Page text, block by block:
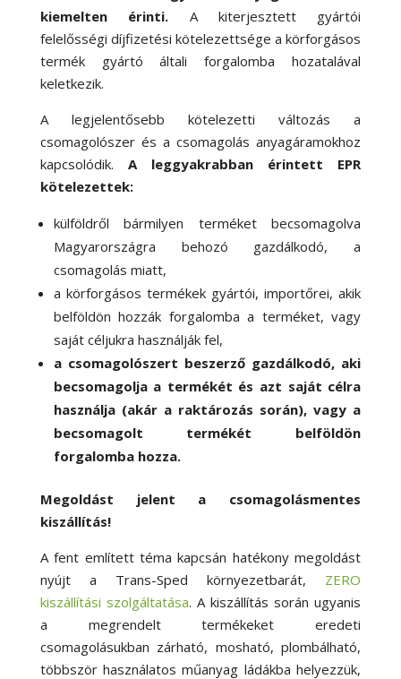
kiemelten érinti. A kiterjesztett gyártói
felelősségi díjfizetési kötelezettsége a körforgásos
termék gyártó általi forgalomba hozatalával
keletkezik.
A legjelentősebb kötelezetti változás a
csomagolószer és a csomagolás anyagáramokhoz
kapcsolódik. A leggyakrabban érintett EPR
kötelezettek:
külföldről bármilyen terméket becsomagolva
Magyarországra behozó gazdálkodó, a
csomagolás miatt,
a körforgásos termékek gyártói, importőrei, akik
belföldön hozzák forgalomba a terméket, vagy
saját céljukra használják fel,
a csomagolószert beszerző gazdálkodó, aki
becsomagolja a termékét és azt saját célra
használja (akár a raktározás során), vagy a
becsomagolt termékét belföldön
forgalomba hozza.
Megoldást jelent a csomagolásmentes
kiszállítás!
A fent említett téma kapcsán hatékony megoldást
nyújt a Trans-Sped környezetbarát, ZERO
kiszállítási szolgáltatása. A kiszállítás során ugyanis
a megrendelt termékeket eredeti
csomagolásukban zárható, mosható, plombálható,
többször használatos műanyag ládákba helyezzük,